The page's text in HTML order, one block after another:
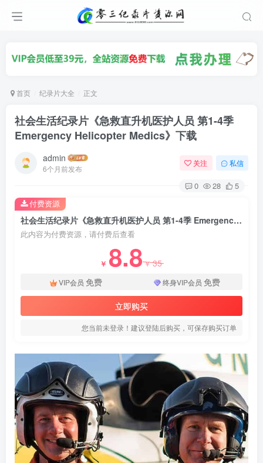
首页 纪录片大全 正文
社会生活纪录片《急救直升机医护人员 第1-4季
Emergency Helicopter Medics》下载
admin
6个月前发布
关注 私信
0 28 5
社会生活纪录片《急救直升机医护人员 第1-4季 Emergency Helicopter Medics》下载
此内容为付费资源，请付费后查看
￥ 8.8￥35
VIP会员 免费 终身VIP会员 免费
立即购买
您当前未登录！建议登陆后购买，可保存购买订单
付费资源